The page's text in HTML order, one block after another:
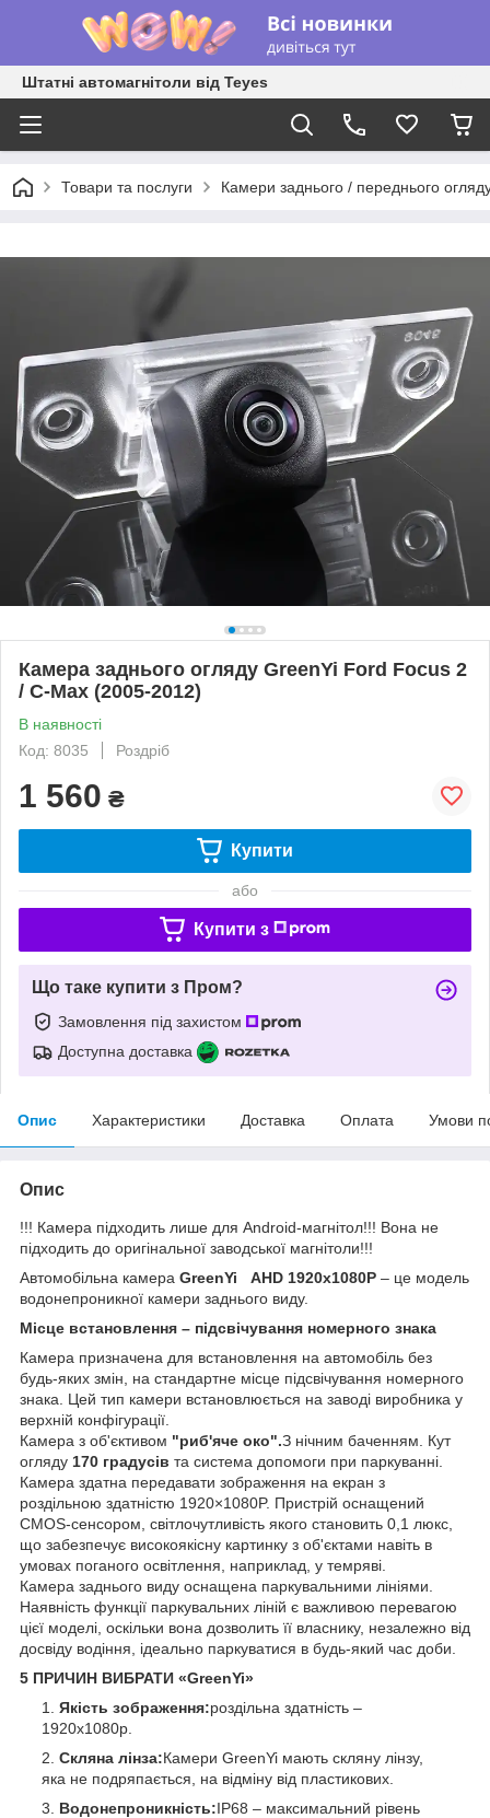
Штатні автомагнітоли від Teyes
Товари та послуги Камери заднього / переднього
Камера заднього огляду GreenYi Ford Focus 2
/ C-Max (2005-2012)
В наявності
Код: 8035
Роздріб
1 560 ₴
Купити
або
Купити з
Що таке купити з Пром?
Замовлення під захистом
Доступна доставка
Опис Характеристики Доставка Оплата Умови
Опис
!!! Камера підходить лише для Android-магнітол!!! Вона не
підходить до оригінальної заводської магнітоли!!!
Автомобільна камера GreenYi AHD 1920x1080P – це модель
водонепроникної камери заднього виду.
Місце встановлення – підсвічування номерного знака
Камера призначена для встановлення на автомобіль без
будь-яких змін, на стандартне місце підсвічування номерного
знака. Цей тип камери встановлюється на заводі виробника у
верхній конфігурації.
Камера з об'єктивом "риб'яче око".З нічним баченням. Кут
огляду 170 градусів та система допомоги при паркуванні.
Камера здатна передавати зображення на екран з
роздільною здатністю 1920×1080P. Пристрій оснащений
CMOS-сенсором, світлочутливість якого становить 0,1 люкс,
що забезпечує високоякісну картинку з об'єктами навіть в
умовах поганого освітлення, наприклад, у темряві.
Камера заднього виду оснащена паркувальними лініями.
Наявність функції паркувальних ліній є важливою перевагою
цієї моделі, оскільки вона дозволить її власнику, незалежно від
досвіду водіння, ідеально паркуватися в будь-який час доби.
5 ПРИЧИН ВИБРАТИ «GreenYi»
Якість зображення:роздільна здатність –
1920x1080p.
Скляна лінза:Камери GreenYi мають скляну лінзу,
яка не подряпається, на відміну від пластикових.
Водонепроникність:IP68 – максимальний рівень